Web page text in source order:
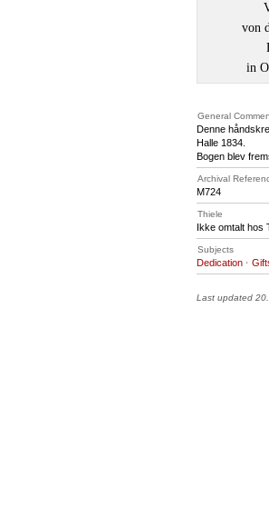
von
in
General
Denne
Halle 1834.
Bogen blev
Archival
M724
Thiele
Ikke omtalt hos
Subjects
Dedication ·
Last updated